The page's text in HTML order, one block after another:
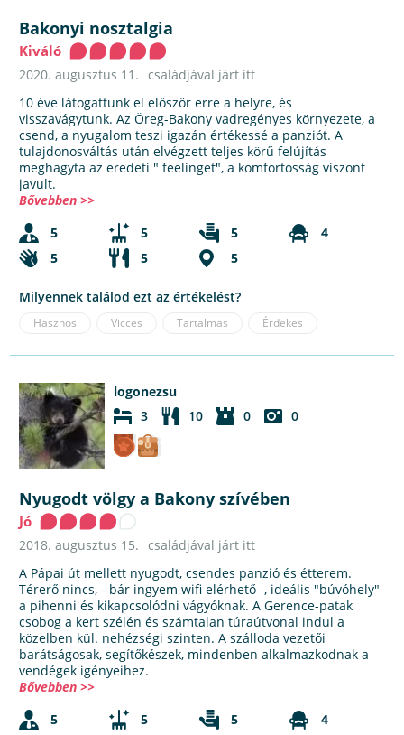
Bakonyi nosztalgia
Kiváló
2020. augusztus 11.
családjával járt itt
10 éve látogattunk el először erre a helyre, és
visszavágytunk. Az Öreg-Bakony vadregényes környezete, a
csend, a nyugalom teszi igazán értékessé a panziót. A
tulajdonosváltás után elvégzett teljes körű felújítás
meghagyta az eredeti " feelinget", a komfortosság viszont
javult.
Bővebben >>
5
5 5
4
5
5 5
Milyennek találod ezt az értékelést?
Hasznos Vicces Tartalmas Érdekes
logonezsu
3
10 0 0
Nyugodt völgy a Bakony szívében
Jó
2018. augusztus 15.
családjával járt itt
A Pápai út mellett nyugodt, csendes panzió és étterem.
Térerő nincs, - bár ingyem wifi elérhető -, ideális "búvóhely"
a pihenni és kikapcsolódni vágyóknak. A Gerence-patak
csobog a kert szélén és számtalan túraútvonal indul a
közelben kül. nehézségi szinten. A szálloda vezetői
barátságosak, segítőkészek, mindenben alkalmazkodnak a
vendégek igényeihez.
Bővebben >>
5
5 5
4